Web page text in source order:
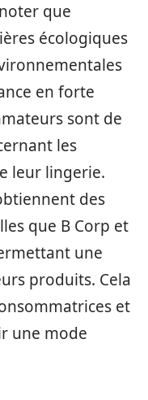
que
écologiques
en forte
sont de
les
leur lingerie.
des
que B Corp et
une
produits. Cela
et
une mode